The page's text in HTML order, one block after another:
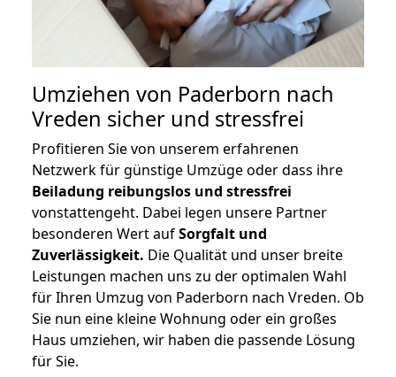
Umziehen von Paderborn nach
Vreden sicher und stressfrei
Profitieren Sie von unserem erfahrenen
Netzwerk für günstige Umzüge oder dass ihre
Beiladung reibungslos und stressfrei
vonstattengeht. Dabei legen unsere Partner
besonderen Wert aufSorgfalt und
Zuverlässigkeit. Die Qualität und unser breite
Leistungen machen uns zu der optimalen Wahl
für Ihren Umzug von Paderborn nach Vreden. Ob
Sie nun eine kleine Wohnung oder ein großes
Haus umziehen, wir haben die passende Lösung
für Sie.